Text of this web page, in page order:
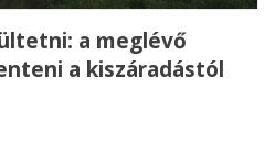
a meglévő
a kiszáradástól